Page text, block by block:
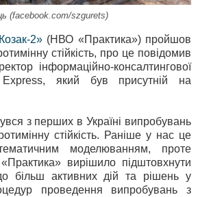
(facebook.com/szgurets)
2»(НВО «Практика») пройшов
стійкість, про це повідомив
інформаційно-консалтингової
Express, який був присутній на
з перших в Україні випробувань
стійкість. Раніше у нас це
моделюванням, проте
вирішило підштовхнути
більш активних дій та рішень у
проведення випробувань з